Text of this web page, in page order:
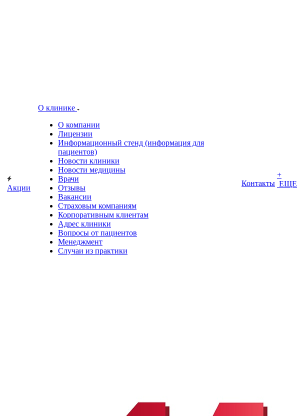
Акции
О клинике
О компании
Лицензии
Информационный стенд (информация для
пациентов)
Новости клиники
Новости медицины
Врачи
Отзывы
Вакансии
Страховым компаниям
Корпоративным клиентам
Адрес клиники
Вопросы от пациентов
Менеджмент
Случаи из практики
Контакты
+
ЕЩЕ